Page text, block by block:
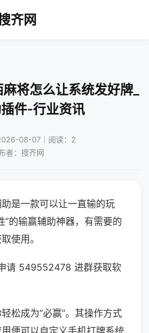
齐网
将怎么让系统发好牌_
件-行业资讯
08-07｜阅读：2
者：搜齐网
是一款可以让一直输的玩
”的输赢辅助神器，有需要的
使用。
请 549552478 进群获取软
松成为“必赢”。其操作方式
便可以自定义手机打牌系统